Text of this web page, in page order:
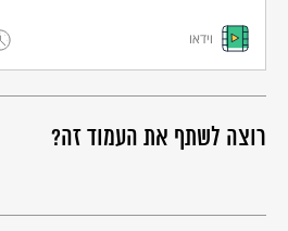
רוצה לשתף את העמוד זה?
וידאו